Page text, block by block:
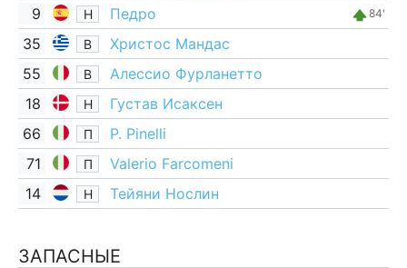
9 Н Педро 84'
35 В
Христос Мандас
55
В
Алессио Фурланетто
18
Н
Густав Исаксен
66
П
P. Pinelli
71
П
Valerio Farcomeni
14
Н Тейяни Нослин
ЗАПАСНЫЕ